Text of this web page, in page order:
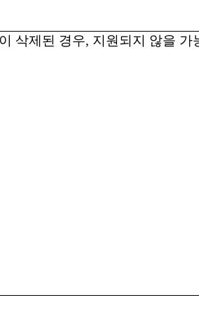
삭제된 경우, 지원되지 않을 가